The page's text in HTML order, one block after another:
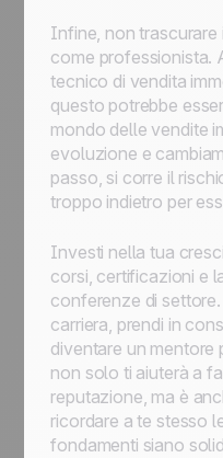
Infine, non
come professionista.
tecnico di vendita
questo potrebbe
mondo delle vendite
evoluzione e
passo, si corre il
troppo indietro per
Investi nella tua
corsi, certificazioni e
conferenze di
carriera, prendi in
diventare un mentore
non solo ti aiuterà a
reputazione, ma è
ricordare a te stesso
fondamenti siano